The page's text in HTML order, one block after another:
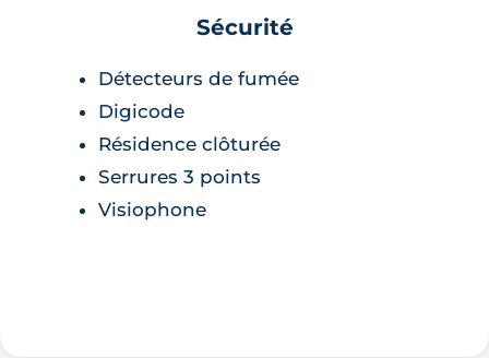
Sécurité
Détecteurs de fumée
Digicode
Résidence clôturée
Serrures 3 points
Visiophone